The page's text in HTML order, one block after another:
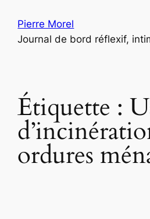
contenu
Pierre Morel
Journal de bord réflexif,
Étiquette :
ordures